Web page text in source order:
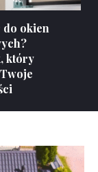
do okien
który